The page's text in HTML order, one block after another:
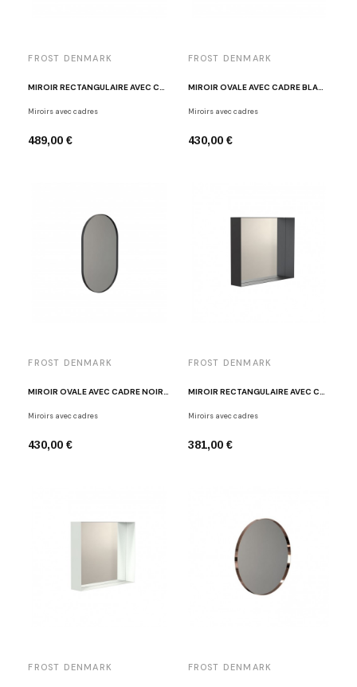
FROST DENMARK
MIROIR RECTANGULAIRE AVEC CADRE BLANC FROST U4136-W
Miroirs avec cadres
489,00 €
FROST DENMARK
MIROIR OVALE AVEC CADRE BLANC FROST U4138-W
Miroirs avec cadres
430,00 €
FROST DENMARK
MIROIR OVALE AVEC CADRE NOIR FROST U4138-B
Miroirs avec cadres
430,00 €
FROST DENMARK
MIROIR RECTANGULAIRE AVEC CADRE NOIR FROST U4127-B
Miroirs avec cadres
381,00 €
FROST DENMARK FROST DENMARK